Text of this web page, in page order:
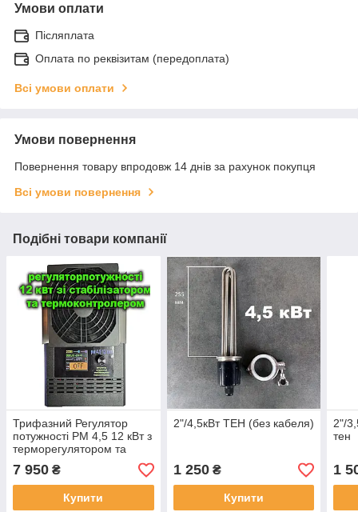
Умови оплати
Післяплата
Оплата по реквізитам (передоплата)
Всі умови оплати
Умови повернення
Повернення товару впродовж 14 днів за рахунок покупця
Всі умови повернення
Подібні товари компанії
Трифазний Регулятор
потужності РМ 4,5 12 кВт з
терморегулятором та
стабілізатором потужності
7 950 ₴
Купити
2"/4,5кВт ТЕН (без кабеля)
1 250₴
Купити
2"/
тен
1